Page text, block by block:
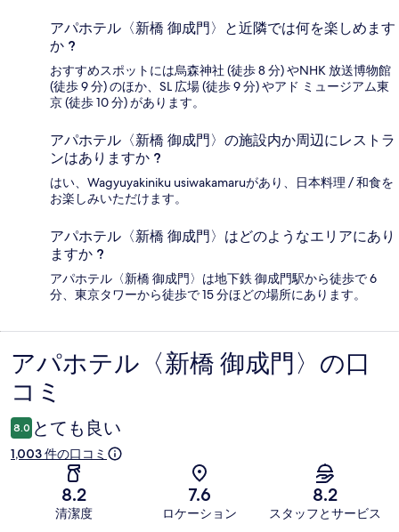
アパホテル〈新橋 御成門〉と近隣では何を楽しめます
か ?
おすすめスポットには烏森神社 (徒歩 8 分) やNHK 放送博物館
(徒歩 9 分) のほか、SL 広場 (徒歩 9 分) やアド ミュージアム東
京 (徒歩 10 分) があります。
アパホテル〈新橋 御成門〉の施設内か周辺にレストラ
ンはありますか ?
はい、Wagyuyakiniku usiwakamaruがあり、日本料理 / 和食を
お楽しみいただけます。
アパホテル〈新橋 御成門〉はどのようなエリアにあり
ますか ?
アパホテル〈新橋 御成門〉は地下鉄 御成門駅から徒歩で 6
分、東京タワーから徒歩で 15 分ほどの場所にあります。
口
コ
ミ
アパホテル〈新橋 御成門〉の口
コミ
8.0 とても良い
1,003 件の口コミ
8.2
清潔度
7.6
ロケーション
8.2
スタッフとサービス